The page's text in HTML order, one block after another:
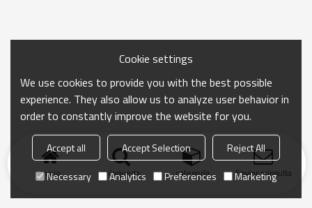
Inicio búsqueda categoría Enviar consulta
Cookie settings
We use cookies to provide you with the best possible
experience. They also allow us to analyze user behavior in
order to constantly improve the website for you.
Accept all Accept Selection
Reject All
Necessary
Analytics Preferences Marketing